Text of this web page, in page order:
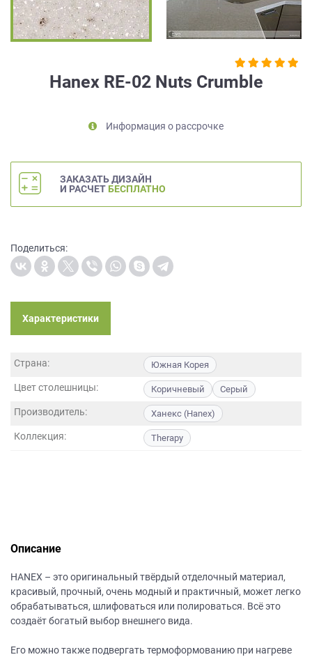
Hanex RE-02 Nuts Crumble
Информация о рассрочке
ЗАКАЗАТЬ ДИЗАЙН
И РАСЧЕТ БЕСПЛАТНО
Поделиться:
Характеристики
Страна: Южная Корея
Цвет столешницы: Коричневый Серый
Производитель: Ханекс (Hanex)
Коллекция: Therapy
Описание
НANEХ – это оригинальный твёрдый отделочный материал,
красивый, прочный, очень модный и практичный, может легко
обрабатываться, шлифоваться или полироваться. Всё это
создаёт богатый выбор внешнего вида.
Его можно также подвергать термоформованию при нагреве
обработку
персональных
метрическими
программами
условиях
Политики
персональных
данных.